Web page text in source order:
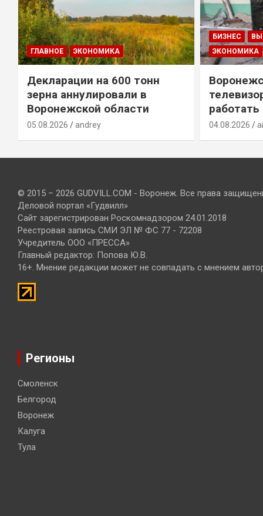
ГЛАВНОЕ ЭКОНОМИКА
Декларации на 600 тонн
зерна аннулировали в
Воронежской области
05.08.2026 andrey
БИЗНЕС
ЭКОНОМИКА
работать
04.08.2026
© 2015 – 2026 GUDVILL.COM - Воронеж. Все права
Деловой портал «Гудвилл»
Сайт зарегистрирован Роскомнадзором 24.01.2018
Реестровая запись СМИ ЭЛ № ФС 77 - 72208
Учредитель ООО «ПРЕССА»
Главный редактор: Попова Ю.В.
16+. Мнение редакции может не совпадать с мнением
Регионы
Смоленск
Белгород
Воронеж
Калуга
Тула